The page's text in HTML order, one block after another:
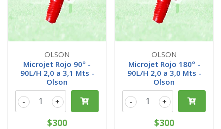
OLSON
Microjet Rojo 90º -
90L/H 2,0 a 3,1 Mts -
Olson
+
-
$300
OLSON
Microjet Rojo 180º -
90L/H 2,0 a 3,0 Mts -
Olson
+
-
$300